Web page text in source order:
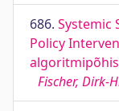
686. Systemic
Policy
Fischer, Dirk-